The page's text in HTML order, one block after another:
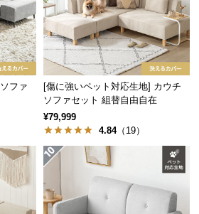
ファ
[傷に強いペット対応生地] カウチ
ソファセット 組替自由自在
¥79,999
4.84（19）